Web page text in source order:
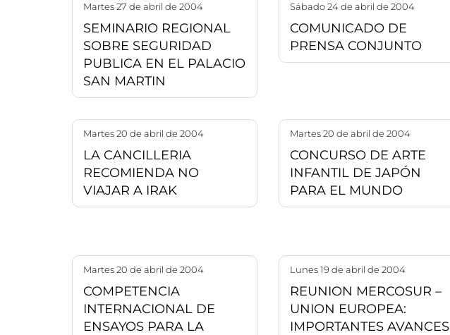
martes 27 de abril de 2004
SEMINARIO REGIONAL
SOBRE SEGURIDAD
PUBLICA EN EL PALACIO
SAN MARTIN
sábado 24 de abril de 2004
COMUNICADO DE
PRENSA CONJUNTO
martes 20 de abril de 2004
LA CANCILLERIA
RECOMIENDA NO
VIAJAR A IRAK
martes 20 de abril de 2004
CONCURSO DE ARTE
INFANTIL DE JAPÓN
PARA EL MUNDO
martes 20 de abril de 2004
COMPETENCIA
INTERNACIONAL DE
ENSAYOS PARA LA
lunes 19 de abril de 2004
REUNION MERCOSUR –
UNION EUROPEA:
IMPORTANTES AVANCES